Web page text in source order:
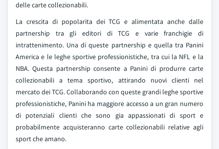
delle carte collezionabili.
La crescita di popolarita dei TCG e alimentata anche dalle
partnership tra gli editori di TCG e varie franchigie di
intrattenimento. Una di queste partnership e quella tra Panini
America e le leghe sportive professionistiche, tra cui la NFL e la
NBA. Questa partnership consente a Panini di produrre carte
collezionabili a tema sportivo, attirando nuovi clienti nel
mercato dei TCG. Collaborando con queste grandi leghe sportive
professionistiche, Panini ha maggiore accesso a un gran numero
di potenziali clienti che sono gia appassionati di sport e
probabilmente acquisteranno carte collezionabili relative agli
sport che amano.